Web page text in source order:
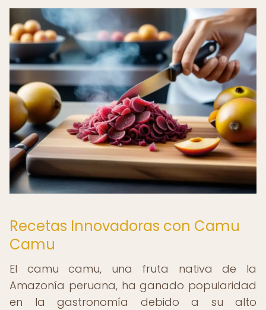
Recetas Innovadoras con Camu
Camu
El camu camu, una fruta nativa de la
Amazonía peruana, ha ganado popularidad
en la gastronomía debido a su alto